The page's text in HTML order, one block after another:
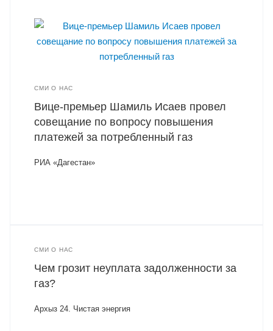
СМИ О НАС
Вице-премьер Шамиль Исаев провел
совещание по вопросу повышения
платежей за потребленный газ
РИА «Дагестан»
СМИ О НАС
Чем грозит неуплата задолженности за
газ?
Архыз 24. Чистая энергия